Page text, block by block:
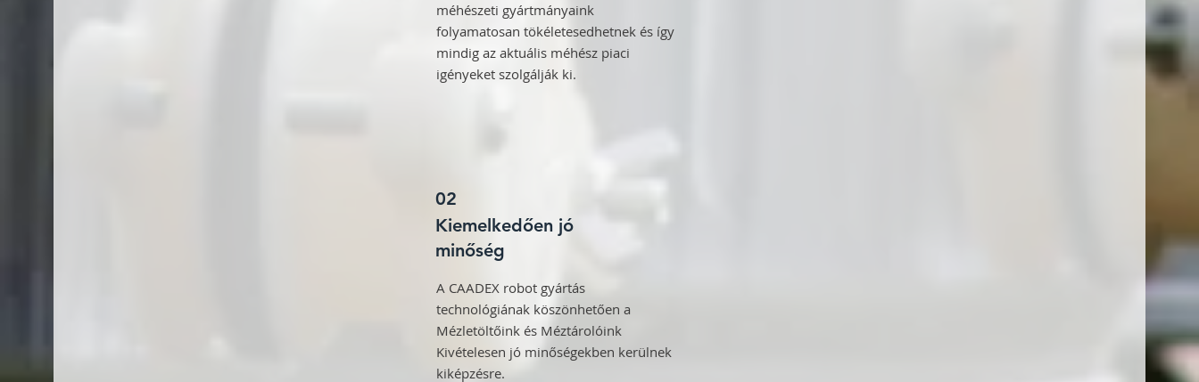
méhészeti gyártmányaink
folyamatosan tökéletesedhetnek és így
mindig az aktuális méhész piaci
igényeket szolgálják ki.
02
Kiemelkedően jó
minőség
A CAADEX robot gyártás
technológiának köszönhetően a
Mézletöltőink és Méztárolóink
Kivételesen jó minőségekben kerülnek
kiképzésre.